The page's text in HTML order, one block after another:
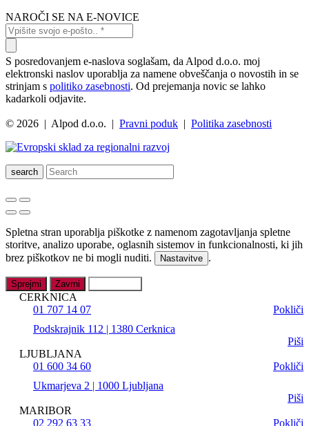
NAROČI SE NA E-NOVICE
S posredovanjem e-naslova soglašam, da Alpod d.o.o. moj
elektronski naslov uporablja za namene obveščanja o novostih in se
strinjam s politiko zasebnosti. Od prejemanja novic se lahko
kadarkoli odjavite.
© 2026 | Alpod d.o.o. | Pravni poduk | Politika zasebnosti
search
Spletna stran uporablja piškotke z namenom zagotavljanja spletne
storitve, analizo uporabe, oglasnih sistemov in funkcionalnosti, ki jih
brez piškotkov ne bi mogli nuditi.
Nastavitve .
Sprejmi Zavrni
CERKNICA
01 707 14 07
Pokliči
Podskrajnik 112 | 1380 Cerknica
Piši
LJUBLJANA
01 600 34 60
Pokliči
Ukmarjeva 2 | 1000 Ljubljana
Piši
MARIBOR
02 292 63 33
Pokliči